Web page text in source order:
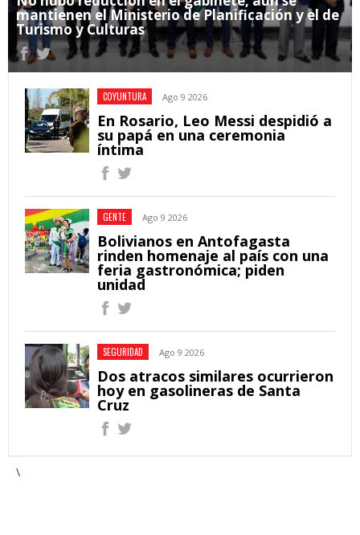
mantienen el Ministerio de Planificación y el de
Turismo y Culturas
COYUNTURA Ago 9 2026
En Rosario, Leo Messi despidió a
su papá en una ceremonia
íntima
GENTE Ago 9 2026
Bolivianos en Antofagasta
rinden homenaje al país con una
feria gastronómica; piden
unidad
SEGURIDAD Ago 9 2026
Dos atracos similares ocurrieron
hoy en gasolineras de Santa
Cruz
\